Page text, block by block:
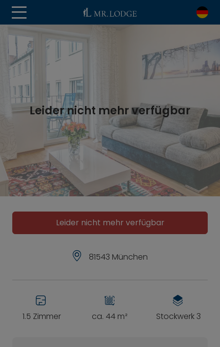
Leider nicht mehr verfügbar
Leider nicht mehr verfügbar
81543 München
1.5 Zimmer ca. 44 m² Stockwerk 3